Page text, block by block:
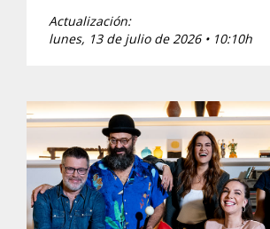
Actualización:
lunes, 13 de julio de 2026 • 10:10h